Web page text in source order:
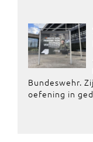
Bundeswehr.
oefening in